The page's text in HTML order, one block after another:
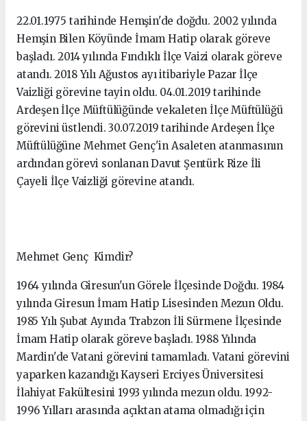
22.01.1975 tarihinde Hemşin'de doğdu. 2002 yılında
Hemşin Bilen Köyünde İmam Hatip olarak göreve
başladı. 2014 yılında Fındıklı İlçe Vaizi olarak göreve
atandı. 2018 Yılı Ağustos ayı itibariyle Pazar İlçe
Vaizliği görevine tayin oldu. 04.01.2019 tarihinde
Ardeşen İlçe Müftülüğünde vekaleten İlçe Müftülüğü
görevini üstlendi. 30.07.2019 tarihinde Ardeşen İlçe
Müftülüğüne Mehmet Genç'in Asaleten atanmasının
ardından görevi sonlanan Davut Şentürk Rize İli
Çayeli İlçe Vaizliği görevine atandı.
Mehmet Genç Kimdir?
1964 yılında Giresun'un Görele İlçesinde Doğdu. 1984
yılında Giresun İmam Hatip Lisesinden Mezun Oldu.
1985 Yılı Şubat Ayında Trabzon İli Sürmene İlçesinde
İmam Hatip olarak göreve başladı. 1988 Yılında
Mardin'de Vatani görevini tamamladı. Vatani görevini
yaparken kazandığı Kayseri Erciyes Üniversitesi
İlahiyat Fakültesini 1993 yılında mezun oldu. 1992-
1996 Yılları arasında açıktan atama olmadığı için